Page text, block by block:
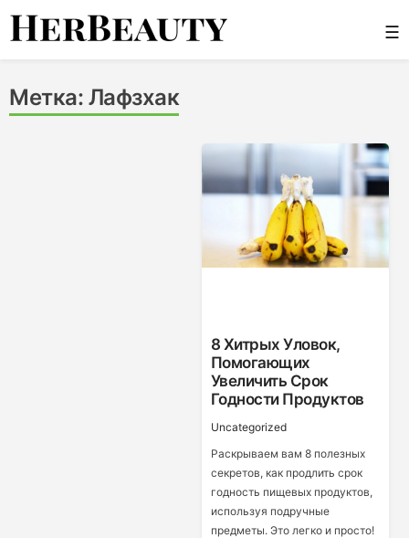
Skip
☰
Метка: Лафзхак
8 Хитрых Уловок,
Помогающих
Увеличить Срок
Годности Продуктов
Uncategorized
Раскрываем вам 8 полезных
секретов, как продлить срок
годность пищевых продуктов,
используя подручные
предметы. Это легко и просто!